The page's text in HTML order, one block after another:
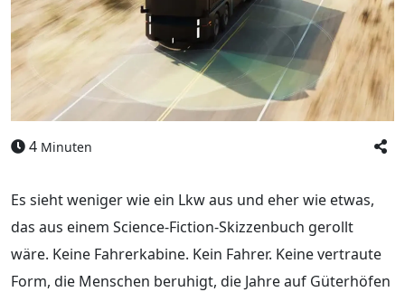
4 Minuten
Es sieht weniger wie ein Lkw aus und eher wie etwas,
das aus einem Science-Fiction-Skizzenbuch gerollt
wäre. Keine Fahrerkabine. Kein Fahrer. Keine vertraute
Form, die Menschen beruhigt, die Jahre auf Güterhöfen